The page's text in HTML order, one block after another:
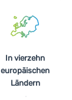
In vierzehn
europäischen
Ländern